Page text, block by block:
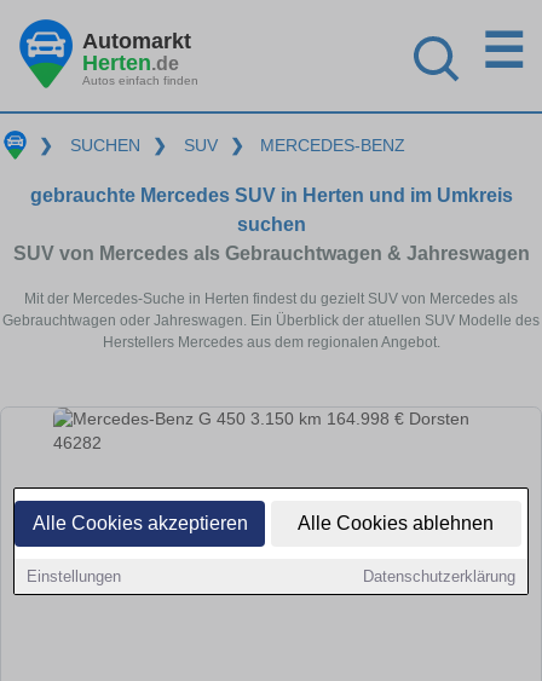
Alle Cookies akzeptieren Alle Cookies ablehnen
Einstellungen Datenschutzerklärung
Automarkt
Herten.de
Autos einfach finden
☰
❯ SUCHEN ❯ SUV ❯ MERCEDES-BENZ
gebrauchte Mercedes SUV in Herten und im Umkreis
suchen
SUV von Mercedes als Gebrauchtwagen & Jahreswagen
Mit der Mercedes-Suche in Herten findest du gezielt SUV von Mercedes als
Gebrauchtwagen oder Jahreswagen. Ein Überblick der atuellen SUV Modelle des
Herstellers Mercedes aus dem regionalen Angebot.